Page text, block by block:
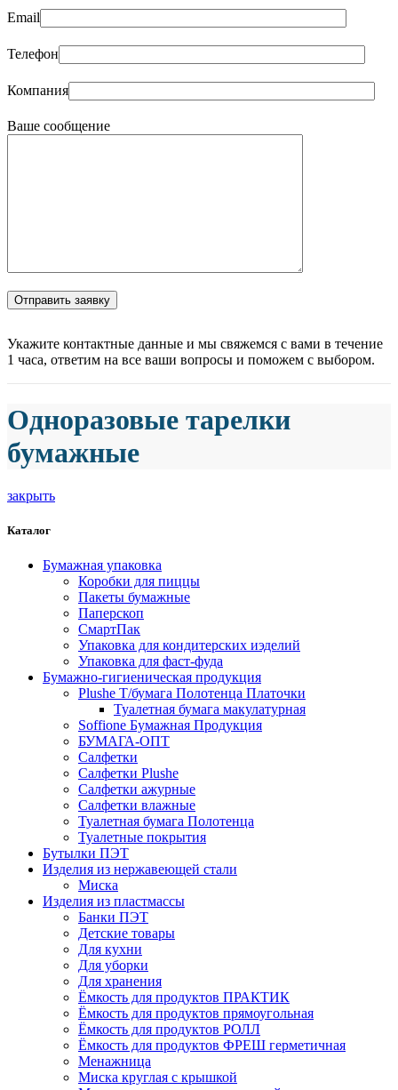
Email
Телефон
Компания
Ваше сообщение
Укажите контактные данные и мы свяжемся с вами в течение
1 часа, ответим на все ваши вопросы и поможем с выбором.
Одноразовые тарелки
бумажные
закрыть
Каталог
Бумажная упаковка
Коробки для пиццы
Пакеты бумажные
Паперскоп
СмартПак
Упаковка для кондитерских иэделий
Упаковка для фаст-фуда
Бумажно-гигиеническая продукция
Plushe Т/бумага Полотенца Платочки
Туалетная бумага макулатурная
Soffione Бумажная Продукция
БУМАГА-ОПТ
Салфетки
Салфетки Plushe
Салфетки ажурные
Салфетки влажные
Туалетная бумага Полотенца
Туалетные покрытия
Бутылки ПЭТ
Изделия из нержавеющей стали
Миска
Изделия из пластмассы
Банки ПЭТ
Детские товары
Для кухни
Для уборки
Для хранения
Ёмкость для продуктов ПРАКТИК
Ёмкость для продуктов прямоугольная
Ёмкость для продуктов РОЛЛ
Ёмкость для продуктов ФРЕШ герметичная
Менажница
Миска круглая с крышкой